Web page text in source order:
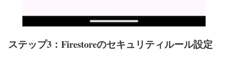
ステップ3：Firestoreのセキュリティルール設定